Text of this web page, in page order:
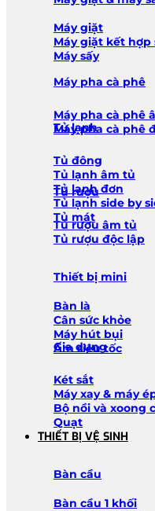
Máy giặt
Máy giặt kết hợp
Máy sấy
Máy pha cà phê
Máy pha cà phê
Máy pha cà phê
Tủ lạnh
Tủ đông
Tủ lạnh âm tủ
Tủ lạnh đơn
Tủ lạnh side by
Tủ mát
Tủ rượu
Tủ rượu âm tủ
Tủ rượu độc lập
Thiết bị mini
Bàn là
Cân sức khỏe
Máy hút bụi
Ấm siêu tốc
Gia dụng
Két sắt
Máy xay & máy
Bộ nồi và xoong
Quạt
THIẾT BỊ VỆ SINH
Bàn cầu
Bàn cầu 1 khối